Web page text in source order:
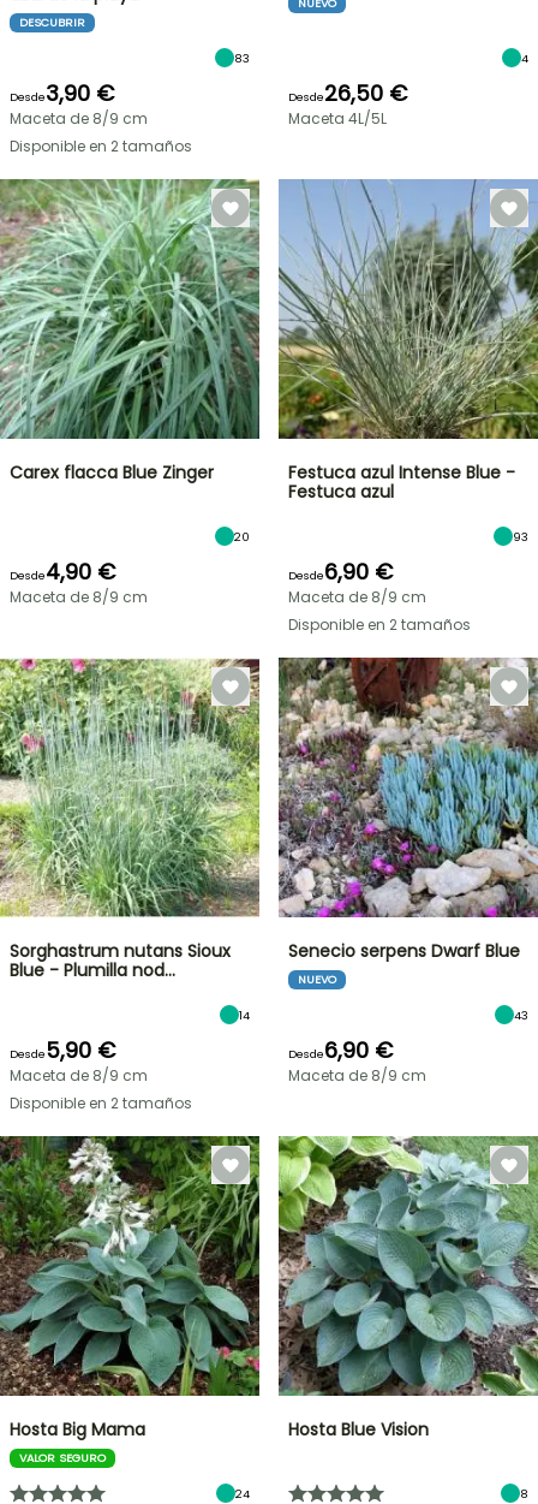
DESCUBRIR
83
Desde3,90 €
Maceta de 8/9 cm
Disponible en 2 tamaños
4
Desde26,50 €
Maceta 4L/5L
Carex flacca Blue Zinger
20
Desde4,90 €
Maceta de 8/9 cm
Festuca azul Intense Blue -
Festuca azul
93
Desde6,90 €
Maceta de 8/9 cm
Disponible en 2 tamaños
Sorghastrum nutans Sioux
Blue - Plumilla nod…
14
Desde5,90 €
Maceta de 8/9 cm
Disponible en 2 tamaños
Senecio serpens Dwarf Blue
NUEVO
43
Desde6,90 €
Maceta de 8/9 cm
Hosta Big Mama
VALOR SEGURO
24
Hosta Blue Vision
8